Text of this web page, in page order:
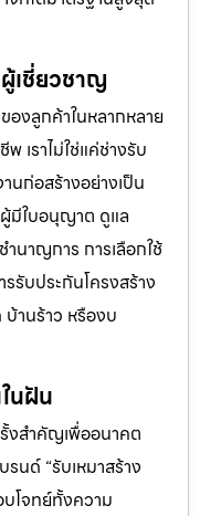
เชี่ยวชาญ
องลูกค้าในหลากหลาย
เราไม่ใช่แค่ช่างรับ
นก่อสร้างอย่างเป็น
มีใบอนุญาต ดูแล
นาญการ การเลือกใช้
รับประกันโครงสร้าง
านร้าว หรืองบ
นฝัน
งสำคัญเพื่ออนาคต
นด์ “รับเหมาสร้าง
โจทย์ทั้งความ